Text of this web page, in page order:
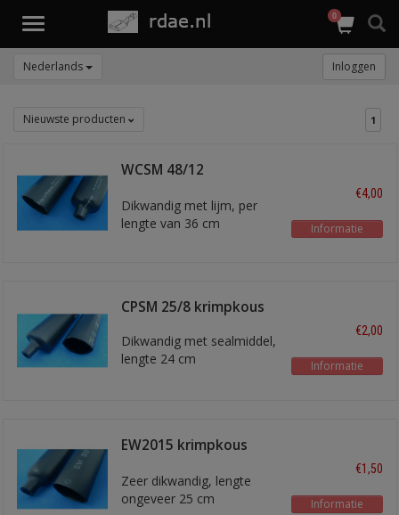
Toggle
0
Nederlands Inloggen
Nieuwste producten 1
WCSM 48/12
Dikwandig met lijm, per
lengte van 36 cm
€4,00
Informatie
CPSM 25/8 krimpkous
Dikwandig met sealmiddel,
lengte 24 cm
€2,00
Informatie
EW2015 krimpkous
Zeer dikwandig, lengte
ongeveer 25 cm
€1,50
Informatie